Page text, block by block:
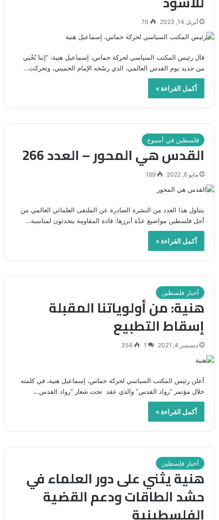
أبريل 14, 2023 70
قال رئيس المكتب السياسي لحركة حماس، إسماعيل هنية، “إننا نُحْيي
من جديد يوم القدس العالمي، الذي رسّخه الإمام الخميني، وتحركت…
أكمل القراءة »
فلسطين في أسبوع
القدس هي المحور – العدد 266
مايو 6, 2022 169
يتناول هذا العدد من النشرة الصادرة عن الملتقى العلمائي العالمي من
أجل فلسطين مواضيع عدّة أبرزها: قادة المقاومة يتحدثون لمناسبة…
أكمل القراءة »
أخبار فلسطين
هنية: من أولوياتنا المقبلة
إسقاط التطبيع
ديسمبر 4, 2021 1
354
أعلن رئيس المكتب السياسي لحركة حماس، إسماعيل هنية، في كلمته
خلال مؤتمر “رواد القدس” والذي عقد تحت شعار “رواد القدس…
أكمل القراءة »
أخبار فلسطين
هنية يثني على دور العلماء في
حشد الطاقات ودعم القضية
الفلسطينية